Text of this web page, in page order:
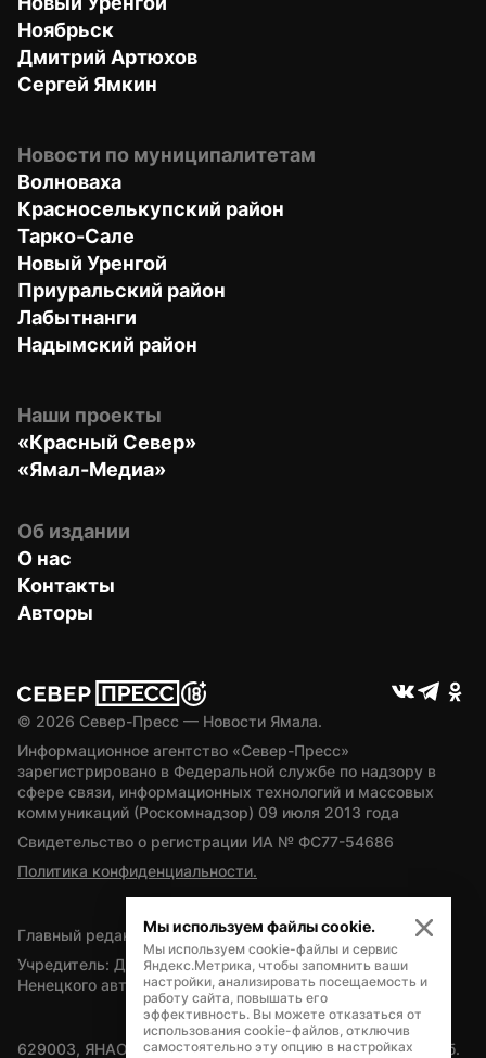
Ноябрьск
Дмитрий Артюхов
Сергей Ямкин
Новости по муниципалитетам
Волноваха
Красноселькупский район
Тарко-Сале
Новый Уренгой
Приуральский район
Лабытнанги
Надымский район
Наши проекты
«Красный Север»
«Ямал-Медиа»
Об издании
О нас
Контакты
Авторы
© 2026 Север-Пресс — Новости Ямала.
Информационное агентство «Север-Пресс»
зарегистрировано в Федеральной службе по надзору в
сфере связи, информационных технологий и массовых
коммуникаций (Роскомнадзор) 09 июля 2013 года
Свидетельство о регистрации ИА № ФС77-54686
Политика конфиденциальности.
Главный редактор — А.Л. Поздеев
Учредитель: Департамент внутренней политики Ямало-
Ненецкого автономного округа
629003, ЯНАО, Салехард, мкр. Богдана Кнунянца, д.1, каб.
Мы используем файлы cookie.
Мы используем cookie-файлы и сервис
Яндекс.Метрика, чтобы запомнить ваши
настройки, анализировать посещаемость и
работу сайта, повышать его
эффективность. Вы можете отказаться от
использования cookie-файлов, отключив
самостоятельно эту опцию в настройках